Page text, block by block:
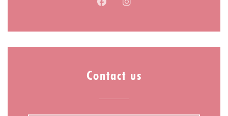
Facebook ((opens in a new
Instagram ((opens in a
Contact us